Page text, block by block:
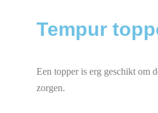
Tempur
Een topper is erg geschikt om
zorgen.